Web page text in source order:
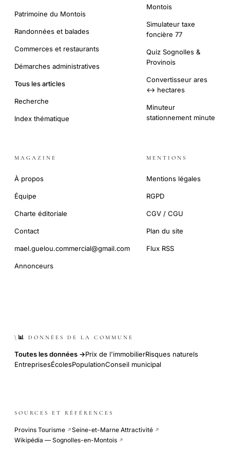
Patrimoine du Montois
Randonnées et balades
Commerces et restaurants
Démarches administratives
Tous les articles
Recherche
Index thématique
Montois
Simulateur taxe
foncière 77
Quiz Sognolles &
Provinois
Convertisseur ares
↔ hectares
Minuteur
stationnement minute
MAGAZINE
À propos
Équipe
Charte éditoriale
Contact
mael.guelou.commercial@gmail.com
Annonceurs
MENTIONS
Mentions légales
RGPD
CGV / CGU
Plan du site
Flux RSS
\📊 DONNÉES DE LA COMMUNE
Toutes les données →Prix de l'immobilierRisques naturels
EntreprisesÉcolesPopulationConseil municipal
SOURCES ET RÉFÉRENCES
Provins Tourisme ↗Seine-et-Marne Attractivité ↗
Wikipédia — Sognolles-en-Montois ↗